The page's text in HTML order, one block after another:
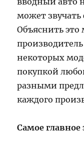
может звучать
Объяснить
некоторых
покупкой
разными
каждого
Самое